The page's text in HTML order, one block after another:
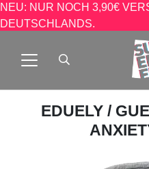
NEU: NUR NOCH 3,90€
DEUTSCHLANDS.
EDUELY /